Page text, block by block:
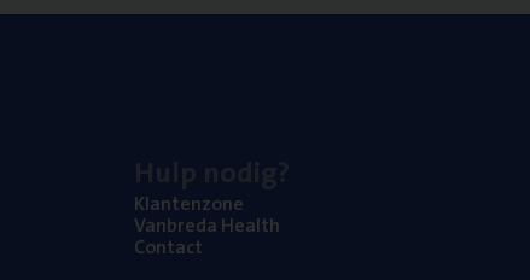
Klan­ten­zo­ne
Van­b­re­da Health
Con­tact